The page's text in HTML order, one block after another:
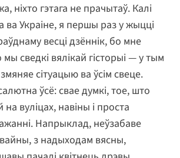
ніхто гэтага не прачытаў. Калі
ва Украіне, я першы раз у жыцці
весці дзённік, бо мне
сведкі вялікай гісторыі — у тым
сітуацыю ва ўсім свеце.
ўсё: свае думкі, тое, што
вуліцах, навіны і проста
Напрыклад, неўзабаве
з надыходам вясны,